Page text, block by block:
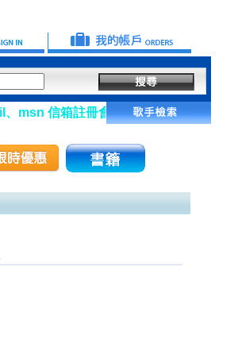
信箱註冊會員】